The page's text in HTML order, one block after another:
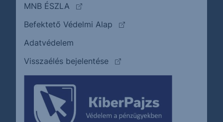
MNB ÉSZLA
(külső oldalra ugrik)
Befektető Védelmi Alap
(külső oldalra ugrik)
Adatvédelem
Visszaélés bejelentése
(külső oldalra ugrik)